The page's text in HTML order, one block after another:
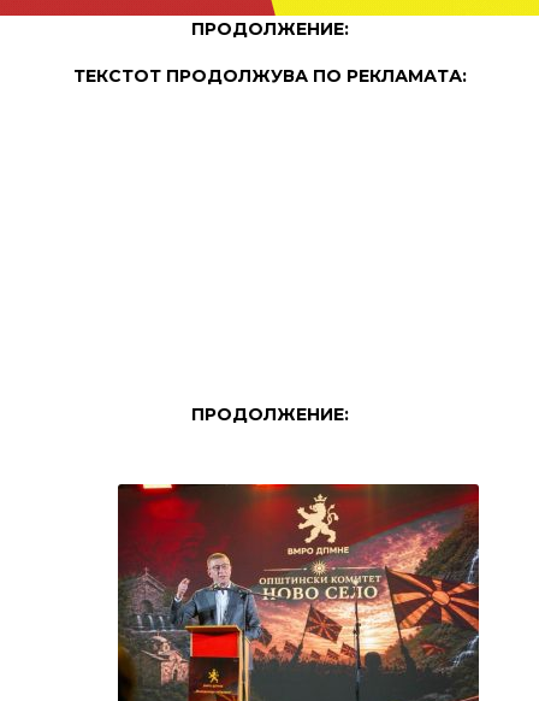
ПРОДОЛЖЕНИЕ:
ТЕКСТОТ ПРОДОЛЖУВА ПО РЕКЛАМАТА:
ПРОДОЛЖЕНИЕ: